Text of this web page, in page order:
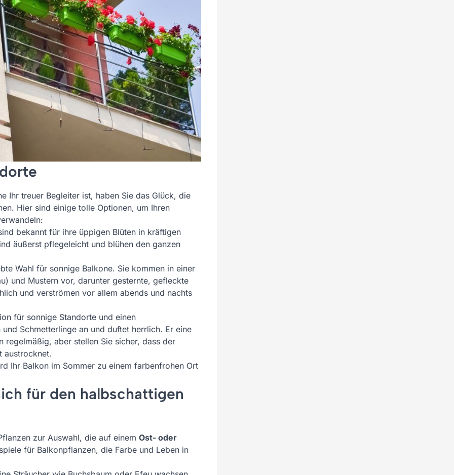
Ihr treuer Begleiter ist, haben Sie das Glück, die
Hier sind einige tolle Optionen, um Ihren
bekannt für ihre üppigen Blüten in kräftigen
äußerst pflegeleicht und blühen den ganzen
Wahl für sonnige Balkone. Sie kommen in einer
und Mustern vor, darunter gesternte, gefleckte
und verströmen vor allem abends und nachts
für sonnige Standorte und einen
Schmetterlinge an und duftet herrlich. Er eine
regelmäßig, aber stellen Sie sicher, dass der
austrocknet.
Ihr Balkon im Sommer zu einem farbenfrohen Ort
für den halbschattigen
zur Auswahl, die auf einem Ost- oder
für Balkonpflanzen, die Farbe und Leben in